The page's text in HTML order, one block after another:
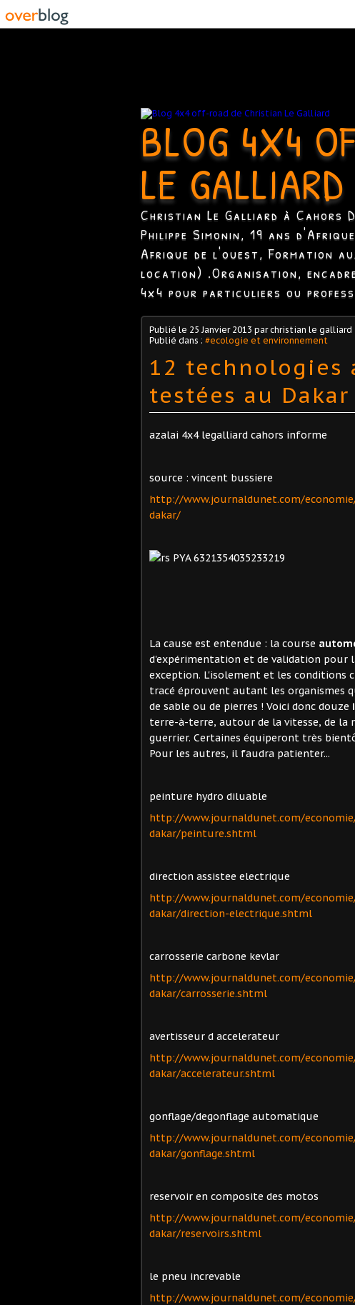
BLOG 4X4
LE GALLIARD
Christian Le Galliard à Cahors
Philippe Simonin, 19 ans
Afrique de l'ouest, Formation
location) .Organisation,
4x4 pour particuliers ou
Publié le 25 Janvier 2013 par christian le galliard
Publié dans : #ecologie et environnement
12 technologies
testées au Dakar
azalai 4x4 legalliard cahors informe
source : vincent bussiere
http://www.journaldunet.com/
dakar/
La cause est entendue : la course
d'expérimentation et de validation pour
exception. L'isolement et les
tracé éprouvent autant les organismes
de sable ou de pierres ! Voici donc douze
terre-à-terre, autour de la vitesse, de
guerrier. Certaines équiperont très
Pour les autres, il faudra patienter...
peinture hydro diluable
http://www.journaldunet.com/
dakar/peinture.shtml
direction assistee electrique
http://www.journaldunet.com/
dakar/direction-electrique.shtml
carrosserie carbone kevlar
http://www.journaldunet.com/
dakar/carrosserie.shtml
avertisseur d accelerateur
http://www.journaldunet.com/
dakar/accelerateur.shtml
gonflage/degonflage automatique
http://www.journaldunet.com/
dakar/gonflage.shtml
reservoir en composite des motos
http://www.journaldunet.com/
dakar/reservoirs.shtml
le pneu increvable
http://www.journaldunet.com/